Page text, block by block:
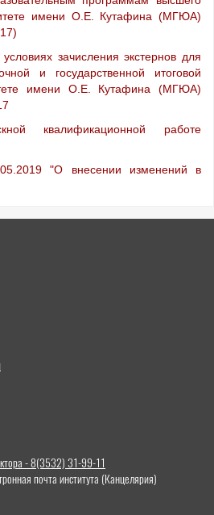
имени О.Е. Кутафина (МГЮА)
зачисления экстернов для
и государственной итоговой
имени О.Е. Кутафина (МГЮА)
квалификационной работе
"О внесении изменений в
- 8(3532) 31-99-11
почта института (Канцелярия)